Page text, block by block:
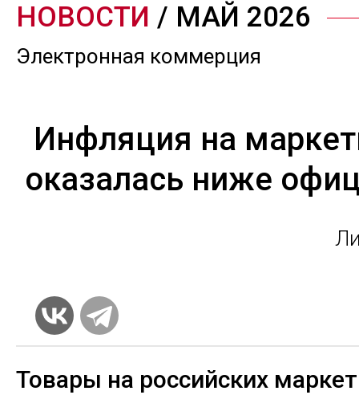
НОВОСТИ / МАЙ 2026
Электронная коммерция
Инфляция на
оказалась ниже
Товары на российских